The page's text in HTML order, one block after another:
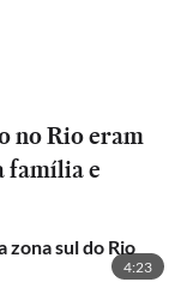
no Rio eram
família e
zona sul do Rio
4:23